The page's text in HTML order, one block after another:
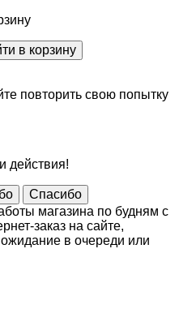
повторить свою попытку
действия!
Спасибо
магазина по будням с
заказ на сайте,
в очереди или